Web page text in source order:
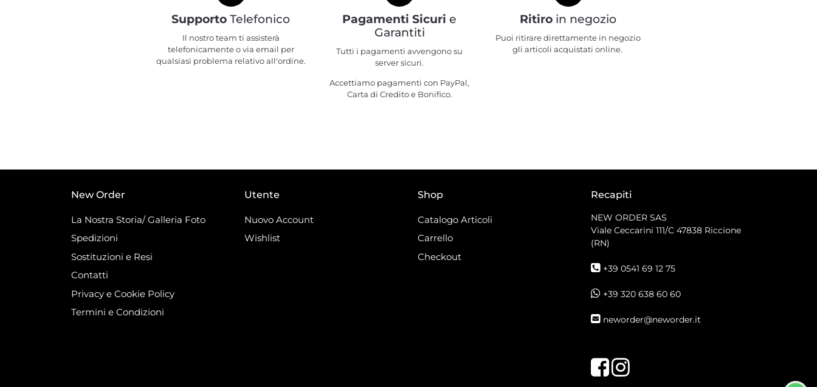
Supporto Telefonico
Il nostro team ti assisterà
telefonicamente o via email per
qualsiasi problema relativo all'ordine.
Pagamenti Sicuri e
Garantiti
Tutti i pagamenti avvengono su
server sicuri.
Accettiamo pagamenti con PayPal,
Carta di Credito e Bonifico.
Ritiro in negozio
Puoi ritirare direttamente in negozio
gli articoli acquistati online.
New Order
La Nostra Storia/ Galleria Foto
Spedizioni
Sostituzioni e Resi
Contatti
Privacy e Cookie Policy
Termini e Condizioni
Utente
Nuovo Account
Wishlist
Shop
Catalogo Articoli
Carrello
Checkout
Recapiti
NEW ORDER SAS
Viale Ceccarini 111/C 47838 Riccione
(RN)
+39 0541 69 12 75
+39 320 638 60 60
neworder@neworder.it
FacebookInstagram